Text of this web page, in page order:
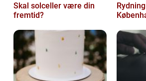
Skal solceller være din
fremtid?